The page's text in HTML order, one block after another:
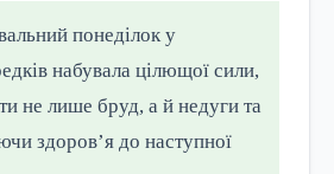
понеділок у
набувала цілющої сили,
не лише бруд, а й недуги та
здоров’я до наступної